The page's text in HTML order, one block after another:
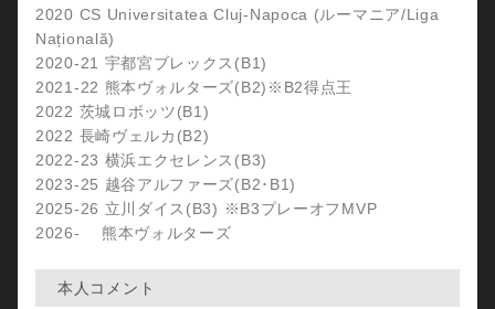
2020 CS Universitatea Cluj-Napoca (ルーマニア/Liga
Națională)
2020-21 宇都宮ブレックス(B1)
2021-22 熊本ヴォルターズ(B2)※B2得点王
2022 茨城ロボッツ(B1)
2022 長崎ヴェルカ(B2)
2022-23 横浜エクセレンス(B3)
2023-25 越谷アルファーズ(B2･B1)
2025-26 立川ダイス(B3) ※B3プレーオフMVP
2026- 熊本ヴォルターズ
本人コメント